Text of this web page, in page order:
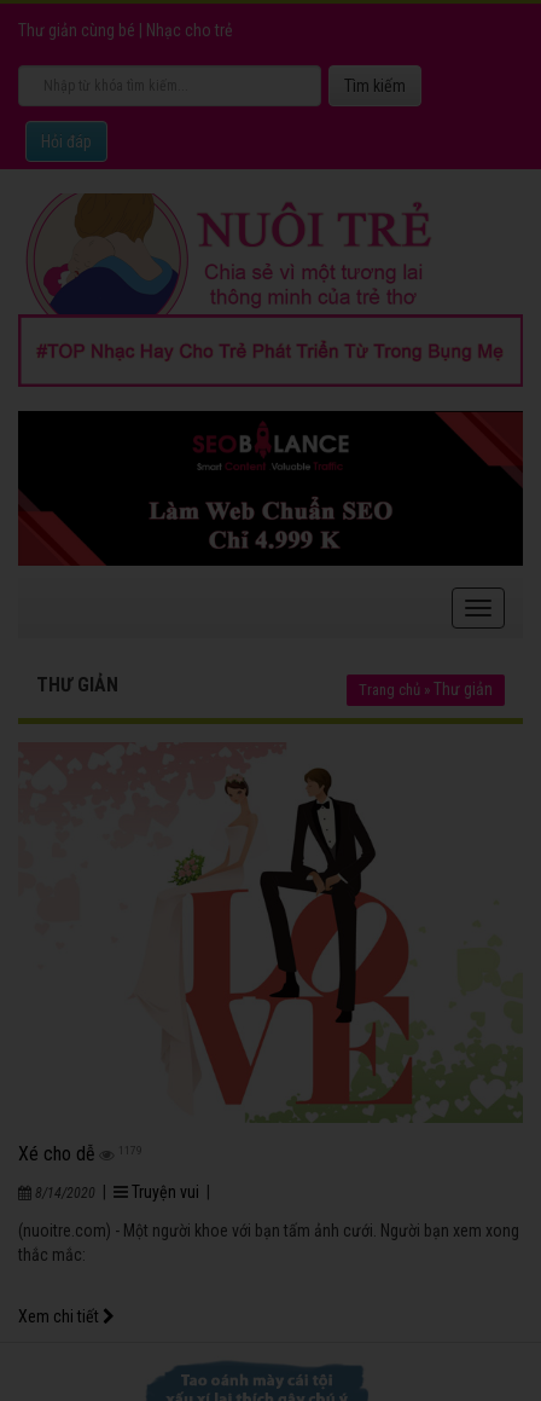
Thư giản cùng bé Nhạc cho trẻ
Hỏi đáp
THƯ GIẢN Trang chủ » Thư giản
Xé cho dễ 1179
8/14/2020 Truyện vui
(nuoitre.com) - Một người khoe với bạn tấm ảnh cưới. Người bạn xem xong
thắc mắc:
Xem chi tiết